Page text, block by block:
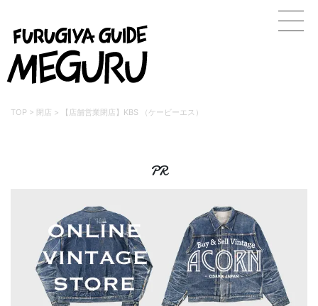
TOP > 閉店 > 【店舗営業閉店】KBS （ケービーエス）
PR